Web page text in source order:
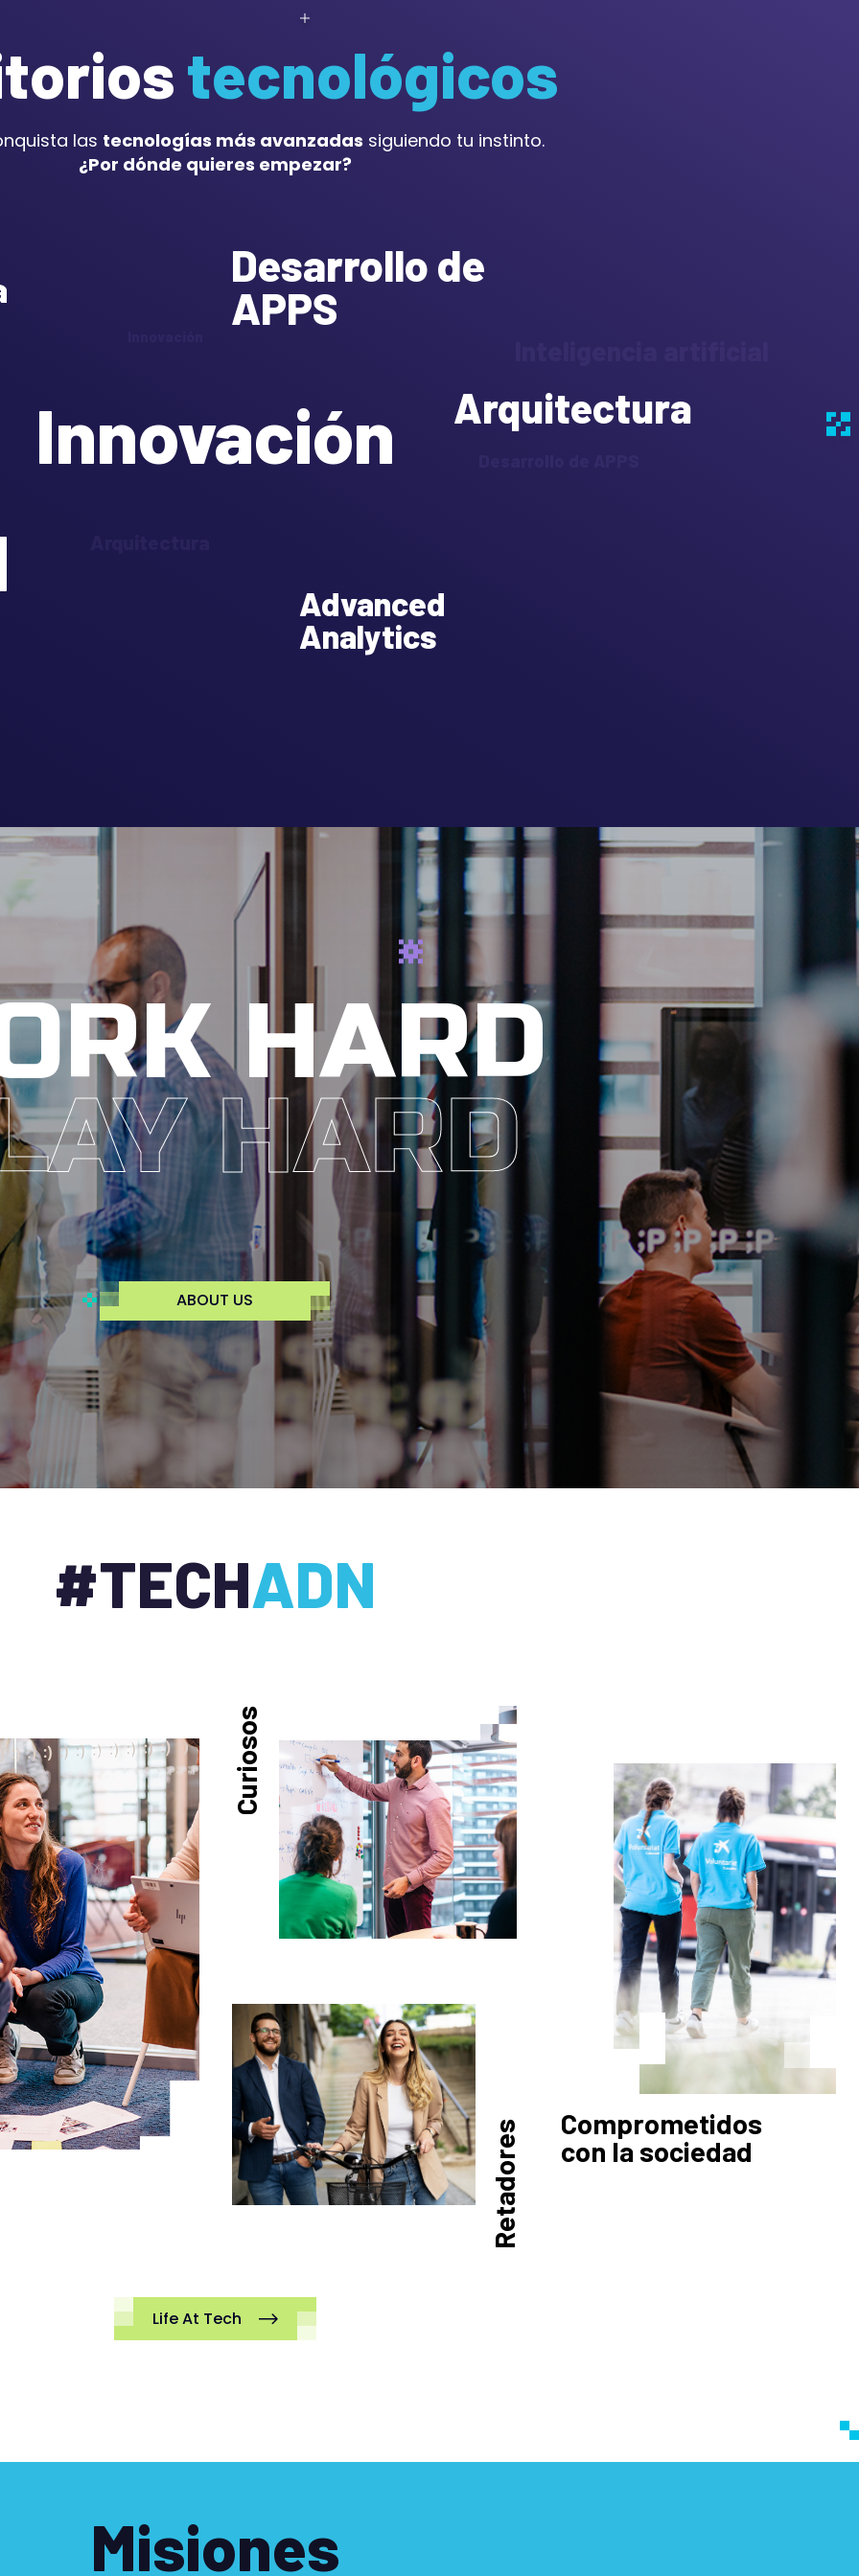
tecnológicos
las tecnologías más avanzadas siguiendo tu instinto.
¿Por dónde quieres empezar?
Innovación
Desarrollo de
APPS
Arquitectura
Advanced
Analytics
HARD
HARD
ABOUT US
#TECHADN
Curiosos
Retadores
Comprometidos
con la sociedad
Life At Tech
Misiones